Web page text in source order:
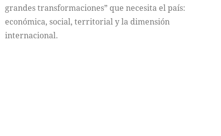
grandes transformaciones” que necesita el país:
económica, social, territorial y la dimensión
internacional.